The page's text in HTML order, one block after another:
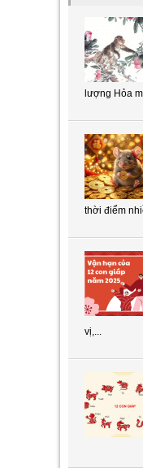
lượng Hỏa
thời điểm
vị,...